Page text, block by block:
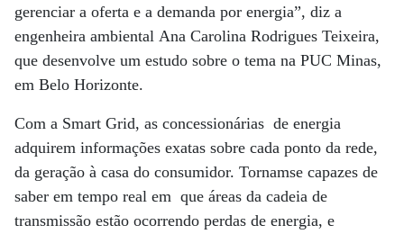
gerenciar a oferta e a demanda por energia”, diz a
engenheira ambiental Ana Carolina Rodrigues Teixeira,
que desenvolve um estudo sobre o tema na PUC Minas,
em Belo Horizonte.
Com a Smart Grid, as concessionárias de energia
adquirem informações exatas sobre cada ponto da rede,
da geração à casa do consumidor. Tornamse capazes de
saber em tempo real em que áreas da cadeia de
transmissão estão ocorrendo perdas de energia, e